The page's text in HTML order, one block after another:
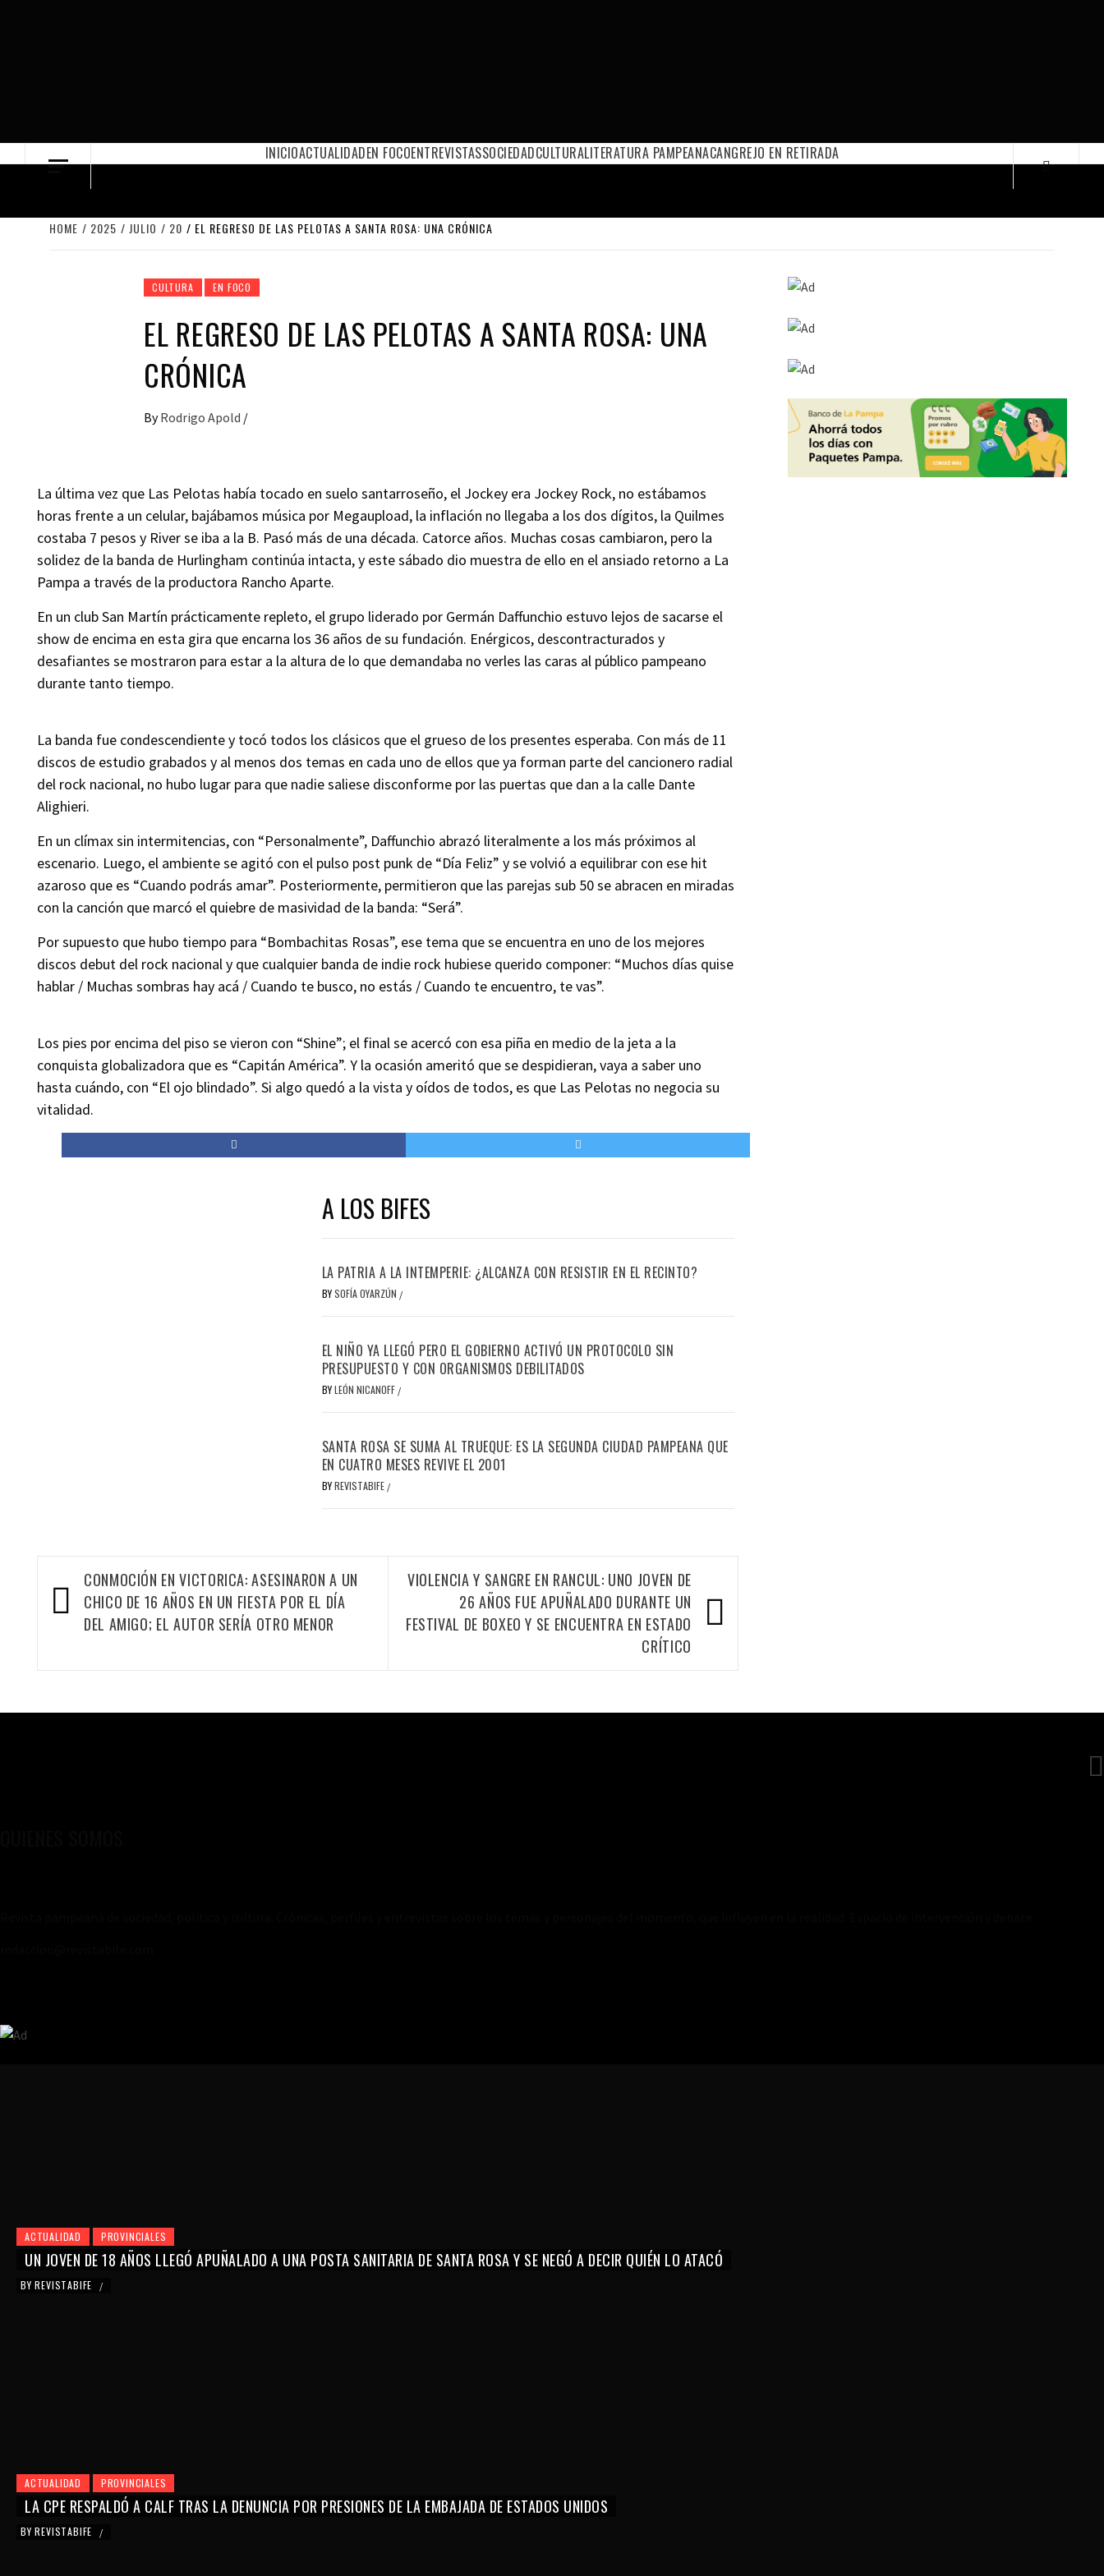
INICIOACTUALIDADEN FOCOENTREVISTASSOCIEDADCULTURALITERATURA PAMPEANACANGREJO EN RETIRADA
HOME 2025 JULIO 20 EL REGRESO DE LAS PELOTAS A SANTA ROSA: UNA CRÓNICA
CULTURA EN FOCO
EL REGRESO DE LAS PELOTAS A SANTA ROSA: UNA
CRÓNICA
By Rodrigo Apold /
La última vez que Las Pelotas había tocado en suelo santarroseño, el Jockey era Jockey Rock, no estábamos
horas frente a un celular, bajábamos música por Megaupload, la inflación no llegaba a los dos dígitos, la Quilmes
costaba 7 pesos y River se iba a la B. Pasó más de una década. Catorce años. Muchas cosas cambiaron, pero la
solidez de la banda de Hurlingham continúa intacta, y este sábado dio muestra de ello en el ansiado retorno a La
Pampa a través de la productora Rancho Aparte.
En un club San Martín prácticamente repleto, el grupo liderado por Germán Daffunchio estuvo lejos de sacarse el
show de encima en esta gira que encarna los 36 años de su fundación. Enérgicos, descontracturados y
desafiantes se mostraron para estar a la altura de lo que demandaba no verles las caras al público pampeano
durante tanto tiempo.
La banda fue condescendiente y tocó todos los clásicos que el grueso de los presentes esperaba. Con más de 11
discos de estudio grabados y al menos dos temas en cada uno de ellos que ya forman parte del cancionero radial
del rock nacional, no hubo lugar para que nadie saliese disconforme por las puertas que dan a la calle Dante
Alighieri.
En un clímax sin intermitencias, con “Personalmente”, Daffunchio abrazó literalmente a los más próximos al
escenario. Luego, el ambiente se agitó con el pulso post punk de “Día Feliz” y se volvió a equilibrar con ese hit
azaroso que es “Cuando podrás amar”. Posteriormente, permitieron que las parejas sub 50 se abracen en miradas
con la canción que marcó el quiebre de masividad de la banda: “Será”.
Por supuesto que hubo tiempo para “Bombachitas Rosas”, ese tema que se encuentra en uno de los mejores
discos debut del rock nacional y que cualquier banda de indie rock hubiese querido componer: “Muchos días quise
hablar / Muchas sombras hay acá / Cuando te busco, no estás / Cuando te encuentro, te vas”.
Los pies por encima del piso se vieron con “Shine”; el final se acercó con esa piña en medio de la jeta a la
conquista globalizadora que es “Capitán América”. Y la ocasión ameritó que se despidieran, vaya a saber uno
hasta cuándo, con “El ojo blindado”. Si algo quedó a la vista y oídos de todos, es que Las Pelotas no negocia su
vitalidad.
A LOS BIFES
LA PATRIA A LA INTEMPERIE: ¿ALCANZA CON RESISTIR EN EL RECINTO?
BY SOFÍA OYARZÚN /
EL NIÑO YA LLEGÓ PERO EL GOBIERNO ACTIVÓ UN PROTOCOLO SIN
PRESUPUESTO Y CON ORGANISMOS DEBILITADOS
BY LEÓN NICANOFF /
SANTA ROSA SE SUMA AL TRUEQUE: ES LA SEGUNDA CIUDAD PAMPEANA QUE
EN CUATRO MESES REVIVE EL 2001
BY REVISTABIFE /
Navegación
de
entradas
CONMOCIÓN EN VICTORICA: ASESINARON A UN
CHICO DE 16 AÑOS EN UN FIESTA POR EL DÍA
DEL AMIGO; EL AUTOR SERÍA OTRO MENOR
VIOLENCIA Y SANGRE EN RANCUL: UNO JOVEN DE
26 AÑOS FUE APUÑALADO DURANTE UN
FESTIVAL DE BOXEO Y SE ENCUENTRA EN ESTADO
CRÍTICO
ACTUALIDAD PROVINCIALES
UN JOVEN DE 18 AÑOS LLEGÓ APUÑALADO A UNA POSTA SANITARIA DE SANTA ROSA Y SE NEGÓ A DECIR QUIÉN LO ATACÓ
BY REVISTABIFE /
ACTUALIDAD PROVINCIALES
LA CPE RESPALDÓ A CALF TRAS LA DENUNCIA POR PRESIONES DE LA EMBAJADA DE ESTADOS UNIDOS
BY REVISTABIFE /